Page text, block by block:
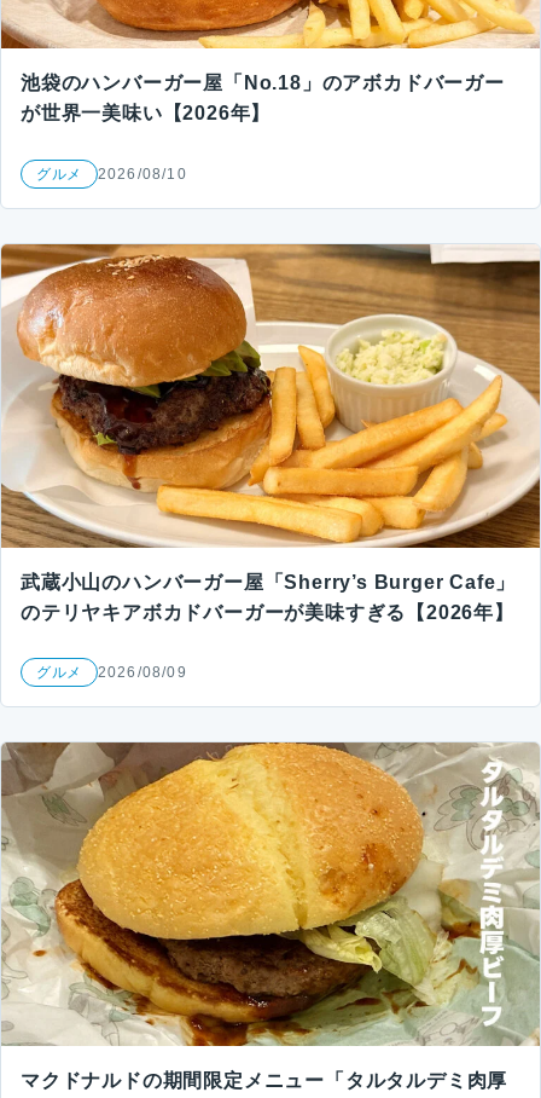
池袋のハンバーガー屋「No.18」のアボカドバーガー
が世界一美味い【2026年】
グルメ 2026/08/10
武蔵小山のハンバーガー屋「Sherry’s Burger Cafe」
のテリヤキアボカドバーガーが美味すぎる【2026年】
グルメ 2026/08/09
マクドナルドの期間限定メニュー「タルタルデミ肉厚